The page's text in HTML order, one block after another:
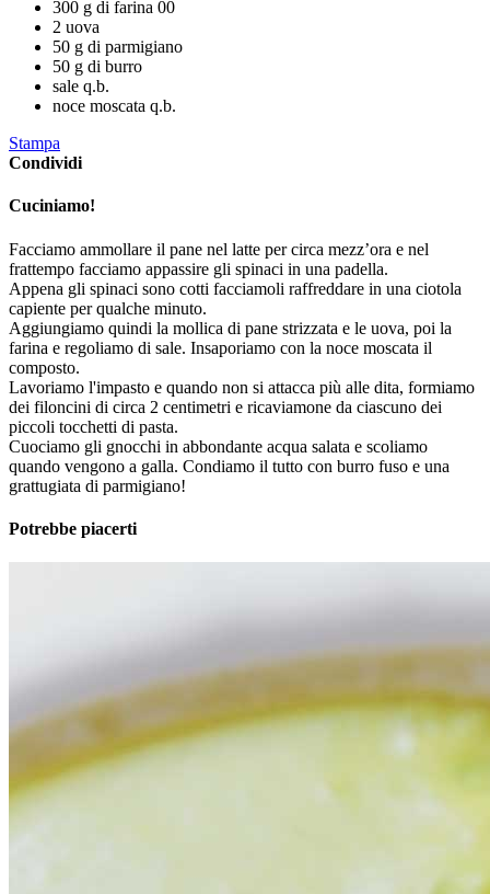
300 g di farina 00
2 uova
50 g di parmigiano
50 g di burro
sale q.b.
noce moscata q.b.
Stampa
Condividi
Cuciniamo!
Facciamo ammollare il pane nel latte per circa mezz’ora e nel
frattempo facciamo appassire gli spinaci in una padella.
Appena gli spinaci sono cotti facciamoli raffreddare in una ciotola
capiente per qualche minuto.
Aggiungiamo quindi la mollica di pane strizzata e le uova, poi la
farina e regoliamo di sale. Insaporiamo con la noce moscata il
composto.
Lavoriamo l'impasto e quando non si attacca più alle dita, formiamo
dei filoncini di circa 2 centimetri e ricaviamone da ciascuno dei
piccoli tocchetti di pasta.
Cuociamo gli gnocchi in abbondante acqua salata e scoliamo
quando vengono a galla. Condiamo il tutto con burro fuso e una
grattugiata di parmigiano!
Potrebbe piacerti